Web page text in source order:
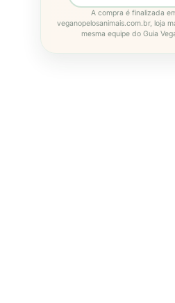
A compra é finalizada
veganopelosanimais.com.br, loja
mesma equipe do Guia